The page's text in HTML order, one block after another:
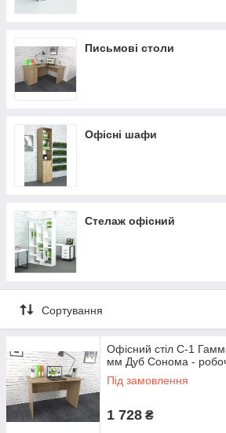
Письмові столи
Офісні шафи
Стелаж офісний
Сортування
Офісний стіл С-1
мм Дуб Сонома -
Під замовлення
1 728 ₴